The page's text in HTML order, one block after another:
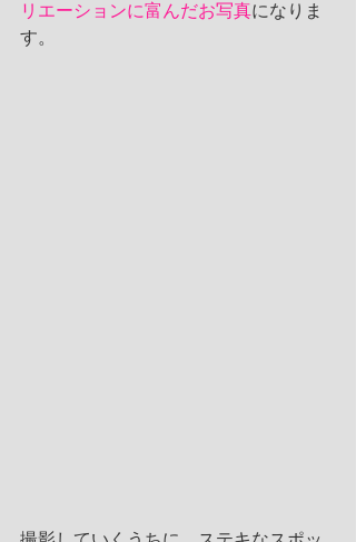
リエーションに富んだお写真になりま
す。